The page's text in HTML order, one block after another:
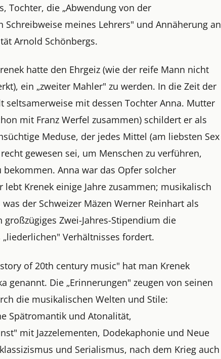
Tochter, die „Abwendung von der
Schreibweise meines Lehrers" und Annäherung an
Arnold Schönbergs.
hatte den Ehrgeiz (wie der reife Mann nicht
ein „zweiter Mahler" zu werden. In die Zeit der
seltsamerweise mit dessen Tochter Anna. Mutter
mit Franz Werfel zusammen) schildert er als
Meduse, der jedes Mittel (am liebsten Sex
gewesen sei, um Menschen zu verführen,
bekommen. Anna war das Opfer solcher
lebt Krenek einige Jahre zusammen; musikalisch
der Schweizer Mäzen Werner Reinhart als
Zwei-Jahres-Stipendium die
„liederlichen" Verhältnisses fordert.
of 20th century music" hat man Krenek
genannt. Die „Erinnerungen" zeugen von seinen
die musikalischen Welten und Stile:
Spätromantik und Atonalität,
mit Jazzelementen, Dodekaphonie und Neue
und Serialismus, nach dem Krieg auch